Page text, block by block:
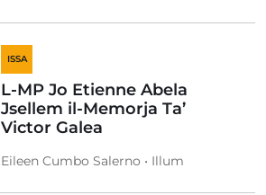
ISSA
L-MP Jo Etienne Abela
Jsellem il-Memorja Ta’
Victor Galea
Eileen Cumbo Salerno • Illum